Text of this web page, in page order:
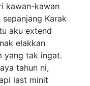
kawan-kawan
Karak
aku extend
elakkan
yang tak ingat.
tahun ni,
last minit